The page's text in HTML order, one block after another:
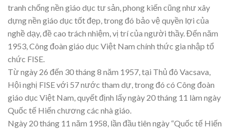
tranh chống nền giáo dục tư sản, phong kiến cũng như xây
dựng nền giáo dục tốt đẹp, trong đó bảo vệ quyền lợi của
nghề dạy, đề cao trách nhiệm, vị trí của người thầy. Đến năm
1953, Công đoàn giáo dục Việt Nam chính thức gia nhập tổ
chức FISE.
Từ ngày 26 đến 30 tháng 8 năm 1957, tại Thủ đô Vacsava,
Hội nghị FISE với 57 nước tham dự, trong đó có Công đoàn
giáo dục Việt Nam, quyết định lấy ngày 20 tháng 11 làm ngày
Quốc tế Hiến chương các nhà giáo.
Ngày 20 tháng 11 năm 1958, lần đầu tiên ngày “Quốc tế Hiến